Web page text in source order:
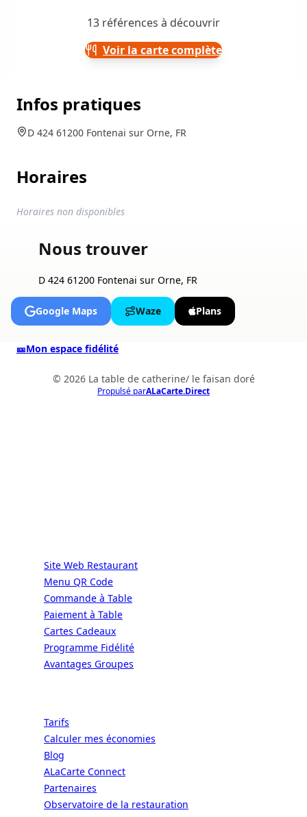
13 références à découvrir
Voir la carte complète
Infos pratiques
D 424 61200 Fontenai sur Orne, FR
Horaires
Horaires non disponibles
Nous trouver
D 424 61200 Fontenai sur Orne, FR
Google Maps Waze Plans
🎫Mon espace fidélité
© 2026 La table de catherine/ le faisan doré
Propulsé parALaCarte.Direct
Site Web Restaurant
Menu QR Code
Commande à Table
Paiement à Table
Cartes Cadeaux
Programme Fidélité
Avantages Groupes
Tarifs
Calculer mes économies
Blog
ALaCarte Connect
Partenaires
Observatoire de la restauration